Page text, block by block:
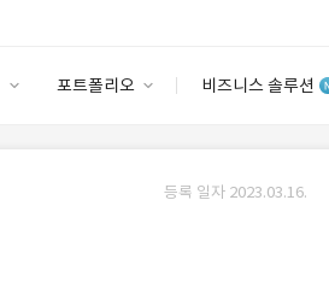
포트폴리오 비즈니스 솔루션
안심 코드 케어
등록 일자 2023.03.16.